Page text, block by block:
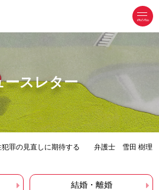
menu
ースレター
犯罪の見直しに期待する 弁護士 雪田 樹理
結婚・離婚